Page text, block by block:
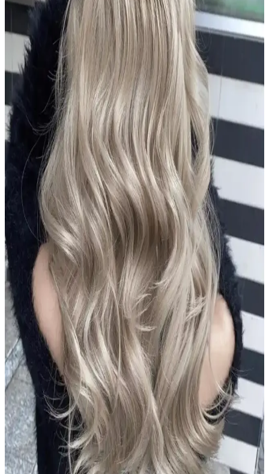
Dermanew Ka<dı>nlara Özel Losyon, doğal içeriklerle saç
dökülmesine karşı etkili, kullanımı kolay ve vegan formülüyle saç
sağlığını destekleyen bir saç bakım ürünüdür.
Urban Care Biotin & Keratin Dökülmeye Eğilimli
Saçlar İçin Şampuan Özellikleri ve Kullanıcı
Yorumları
Urban Care Biotin & Keratin şampuanı, dökülmeye eğilimli saçlar
için güçlendirici ve nemlendirici formülüyle saç sağlığını destekler,
kullanıcı memnuniyetini artırır.
Aizen Kolajen Biotin Şampuanı: Saç Sağlığını
Destekleyen Güçlü Formül ve Kullanıcı Deneyimleri
Aizen kolajen biotin şampuanı, saçların elastikiyetini artırır,
dökülmeyi engeller ve parlaklık sağlar. Düzenli kullanımda sağlıklı
ve güçlü saçlara ulaşmanıza yardımcı olur.
Alerji Yapmayan Zararsız Şampuan Çözümleri:
Hassas ve Güvenli Ciltler İçin Rehber
Hassas ciltler ve alerjik reaksiyonlar için özel formüle edilmiş, doğal
ve dermatolojik testli şampuanlar hakkında kapsamlı rehber. Güvenli
ve etkili saç bakımı için doğru ürün seçimi önemli.
Le Petit Marseillais Arıç Ağacı ve Füjer Men Duş Jeli
Doğal İçeriklerle Güvenli Temizlik Sunar
Le Petit Marseillais'in Arıç Ağacı ve Füjer bitkileriyle formüle edilen
duş jeli, cilt ve saçlara nazikçe bakım yaparken ferahlatıcı ve doğal
içeriklerle güvenle kullanılır.
2024 Koyu Kestane Saç Rengi Trendleri ve Popüler
Tonlar Hakkında Bilmeniz Gerekenler
2024 yılında koyu kestane tonları, doğal ve parlak görünümleriyle
öne çıkıyor. Bu renkler, bakım ve dayanıklılık avantajlarıyla geniş
kitlelere hitap ediyor.